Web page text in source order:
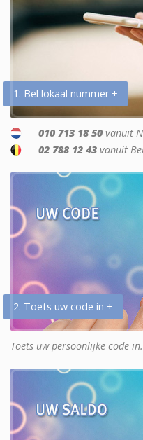
1. Bel lokaal nummer +
010 713 18 50 vanuit
02 788 12 43 vanuit
2. Toets uw code in +
Toets uw persoonlijke code in.